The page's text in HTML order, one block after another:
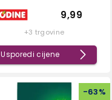
9,99
+3 trgovine
Usporedi cijene
-63%